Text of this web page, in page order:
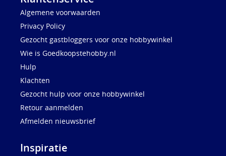
Algemene voorwaarden
Privacy Policy
Gezocht gastbloggers voor onze hobbywinkel
Wie is Goedkoopstehobby.nl
Hulp
Klachten
Gezocht hulp voor onze hobbywinkel
Retour aanmelden
Afmelden nieuwsbrief
Inspiratie